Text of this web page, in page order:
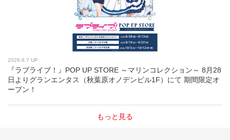
2026.8.7 UP
『ラブライブ！』POP UP STORE ～マリンコレクション～ 8月28
日よりグランエンタス（秋葉原オノデンビル1F）にて 期間限定オ
ープン！
もっと見る